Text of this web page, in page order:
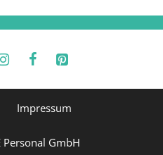
Impressum
Personal GmbH